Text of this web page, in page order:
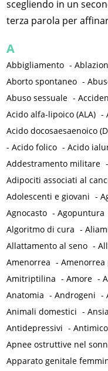
scegliendo in un
terza parola per
A
Abbigliamento -
Aborto spontaneo -
Abuso sessuale -
Acido alfa-lipoico (ALA) -
Acido docosaesaenoico
-Acido folico -Acido
Addestramento militare
Adipociti associati al
Adolescenti e giovani -
Agnocasto -Agopuntura
Algoritmo di cura -
Allattamento al seno -
Amenorrea -
Amitriptilina -Amore -
Anatomia -Androgeni -
Animali domestici -Ansia
Antidepressivi -
Apnee ostruttive nel
Apparato genitale